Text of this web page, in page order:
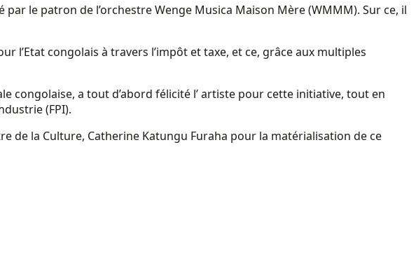
le patron de l’orchestre Wenge Musica Maison Mère (WMMM). Sur ce, il
l’Etat congolais à travers l’impôt et taxe, et ce, grâce aux multiples
congolaise, a tout d’abord félicité l’ artiste pour cette initiative, tout en
(FPI).
de la Culture, Catherine Katungu Furaha pour la matérialisation de ce